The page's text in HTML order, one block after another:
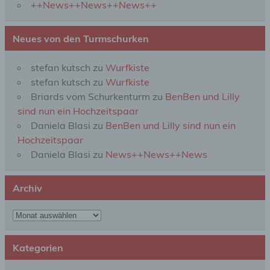
++News++News++News++
Neues von den Turmschurken
stefan kutsch zu Wurfkiste
stefan kutsch zu Wurfkiste
Briards vom Schurkenturm zu BenBen und Lilly
sind nun ein Hochzeitspaar
Daniela Blasi zu BenBen und Lilly sind nun ein
Hochzeitspaar
Daniela Blasi zu News++News++News
Archiv
Archiv
Kategorien
oder jede solche Vorgangsreihe im
das Ordnen, die Speicherung, die Anpassung oder
Verwendung, die Offenlegung durch Übermittlung,
Bereitstellung, den Abgleich oder die Verknüpfung,
die Einschränkung, das Löschen oder die
Vernichtung.
d) Einschränkung der Verarbeitung
Einschränkung der Verarbeitung ist die Markierung
gespeicherter personenbezogener Daten mit dem
e) Profiling
Profiling ist jede Art der automatisierten